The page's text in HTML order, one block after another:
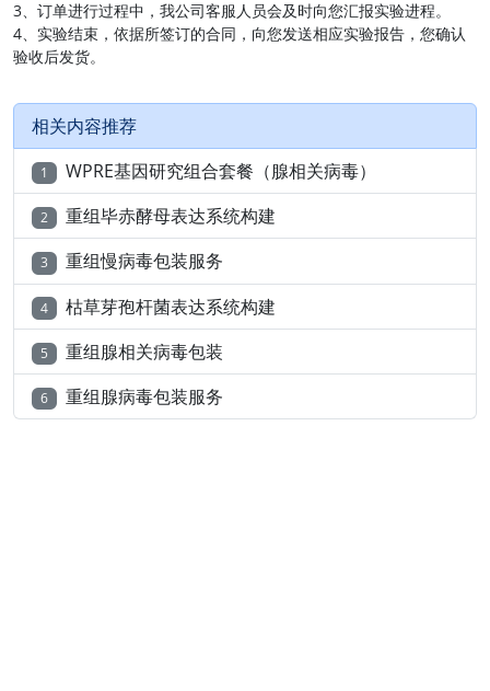
3、订单进行过程中，我公司客服人员会及时向您汇报实验进程。
4、实验结束，依据所签订的合同，向您发送相应实验报告，您确认
验收后发货。
相关内容推荐
1 WPRE基因研究组合套餐（腺相关病毒）
2 重组毕赤酵母表达系统构建
3 重组慢病毒包装服务
4 枯草芽孢杆菌表达系统构建
5 重组腺相关病毒包装
6 重组腺病毒包装服务